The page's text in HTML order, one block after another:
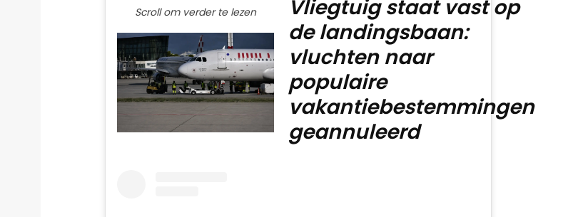
Scroll om verder te lezen
Vliegtuig staat vast op
de landingsbaan:
vluchten naar
populaire
vakantiebestemmingen
geannuleerd